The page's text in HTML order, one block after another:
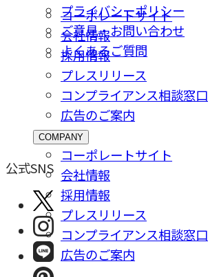
プライバシーポリシー
ご意⾒・お問い合わせ
よくあるご質問
コーポレートサイト
会社情報
採⽤情報
プレスリリース
コンプライアンス相談窓⼝
広告のご案内
COMPANY
コーポレートサイト
会社情報
採⽤情報
プレスリリース
コンプライアンス相談窓⼝
広告のご案内
公式SNS